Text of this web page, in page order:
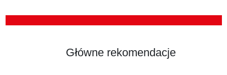
Główne rekomendacje